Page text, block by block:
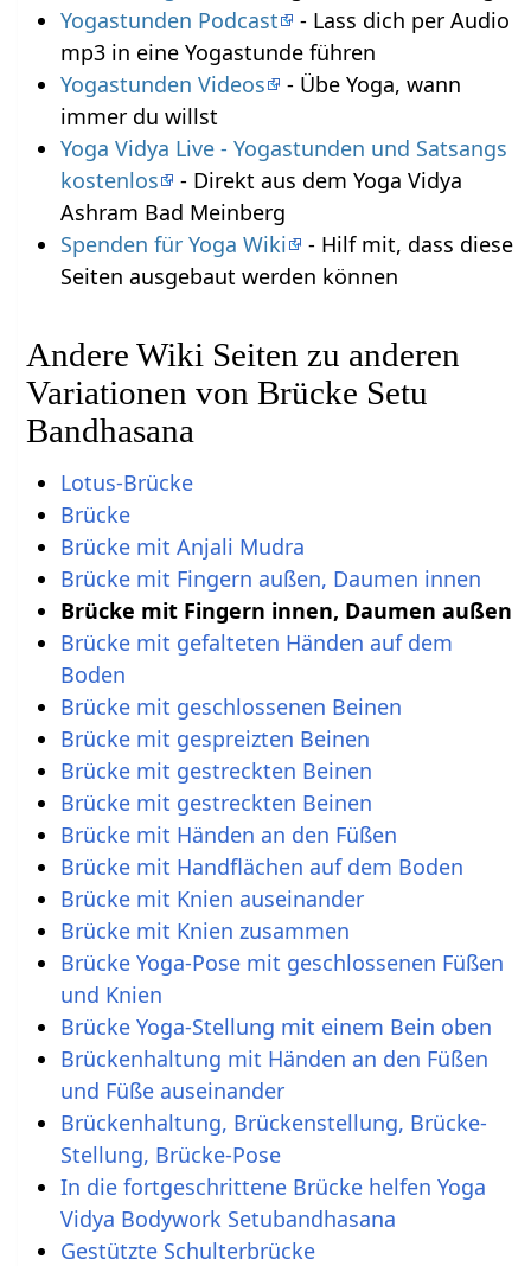
Yogastunden Podcast
- Lass dich per Audio
mp3 in eine Yogastunde führen
Yogastunden Videos
- Übe Yoga, wann
immer du willst
Yoga Vidya Live - Yogastunden und Satsangs
kostenlos
- Direkt aus dem Yoga Vidya
Ashram Bad Meinberg
Spenden für Yoga Wiki
- Hilf mit, dass diese
Seiten ausgebaut werden können
Andere Wiki Seiten zu anderen
Variationen von Brücke Setu
Bandhasana
Lotus-Brücke
Brücke
Brücke mit Anjali Mudra
Brücke mit Fingern außen, Daumen innen
Brücke mit Fingern innen, Daumen außen
Brücke mit gefalteten Händen auf dem
Boden
Brücke mit geschlossenen Beinen
Brücke mit gespreizten Beinen
Brücke mit gestreckten Beinen
Brücke mit gestreckten Beinen
Brücke mit Händen an den Füßen
Brücke mit Handflächen auf dem Boden
Brücke mit Knien auseinander
Brücke mit Knien zusammen
Brücke Yoga-Pose mit geschlossenen Füßen
und Knien
Brücke Yoga-Stellung mit einem Bein oben
Brückenhaltung mit Händen an den Füßen
und Füße auseinander
Brückenhaltung, Brückenstellung, Brücke-
Stellung, Brücke-Pose
In die fortgeschrittene Brücke helfen Yoga
Vidya Bodywork Setubandhasana
Gestützte Schulterbrücke